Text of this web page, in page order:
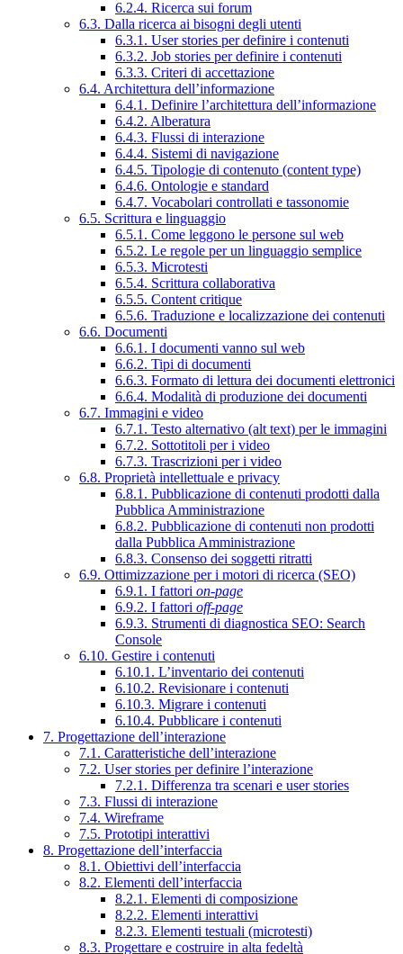
6.2.4. Ricerca sui forum
6.3. Dalla ricerca ai bisogni degli utenti
6.3.1. User stories per definire i contenuti
6.3.2. Job stories per definire i contenuti
6.3.3. Criteri di accettazione
6.4. Architettura dell’informazione
6.4.1. Definire l’architettura dell’informazione
6.4.2. Alberatura
6.4.3. Flussi di interazione
6.4.4. Sistemi di navigazione
6.4.5. Tipologie di contenuto (content type)
6.4.6. Ontologie e standard
6.4.7. Vocabolari controllati e tassonomie
6.5. Scrittura e linguaggio
6.5.1. Come leggono le persone sul web
6.5.2. Le regole per un linguaggio semplice
6.5.3. Microtesti
6.5.4. Scrittura collaborativa
6.5.5. Content critique
6.5.6. Traduzione e localizzazione dei contenuti
6.6. Documenti
6.6.1. I documenti vanno sul web
6.6.2. Tipi di documenti
6.6.3. Formato di lettura dei documenti elettronici
6.6.4. Modalità di produzione dei documenti
6.7. Immagini e video
6.7.1. Testo alternativo (alt text) per le immagini
6.7.2. Sottotitoli per i video
6.7.3. Trascrizioni per i video
6.8. Proprietà intellettuale e privacy
6.8.1. Pubblicazione di contenuti prodotti dalla
Pubblica Amministrazione
6.8.2. Pubblicazione di contenuti non prodotti
dalla Pubblica Amministrazione
6.8.3. Consenso dei soggetti ritratti
6.9. Ottimizzazione per i motori di ricerca (SEO)
6.9.1. I fattori on-page
6.9.2. I fattori off-page
6.9.3. Strumenti di diagnostica SEO: Search
Console
6.10. Gestire i contenuti
6.10.1. L’inventario dei contenuti
6.10.2. Revisionare i contenuti
6.10.3. Migrare i contenuti
6.10.4. Pubblicare i contenuti
7. Progettazione dell’interazione
7.1. Caratteristiche dell’interazione
7.2. User stories per definire l’interazione
7.2.1. Differenza tra scenari e user stories
7.3. Flussi di interazione
7.4. Wireframe
7.5. Prototipi interattivi
8. Progettazione dell’interfaccia
8.1. Obiettivi dell’interfaccia
8.2. Elementi dell’interfaccia
8.2.1. Elementi di composizione
8.2.2. Elementi interattivi
8.2.3. Elementi testuali (microtesti)
8.3. Progettare e costruire in alta fedeltà